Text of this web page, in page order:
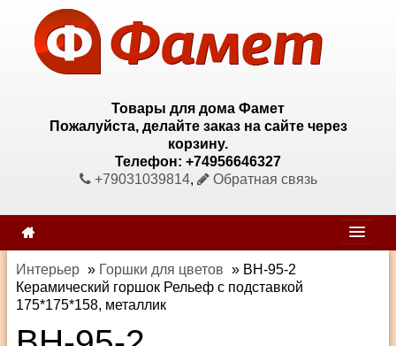
Товары для дома Фамет
Пожалуйста, делайте заказ на сайте через
корзину.
Телефон: +74956646327
+79031039814, Обратная связь
Интерьер » Горшки для цветов » BH-95-2
Керамический горшок Рельеф с подставкой
175*175*158, металлик